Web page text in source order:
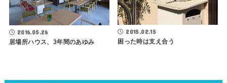
2016.05.26
居場所ハウス、3年間のあゆみ
2015.02.15
困った時は支え合う